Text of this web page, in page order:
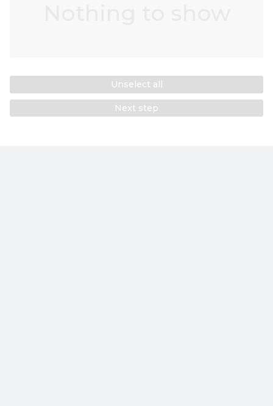
Unselect all
Next step